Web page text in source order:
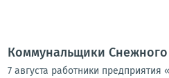
Коммунальщики Снежного
7 августа работники